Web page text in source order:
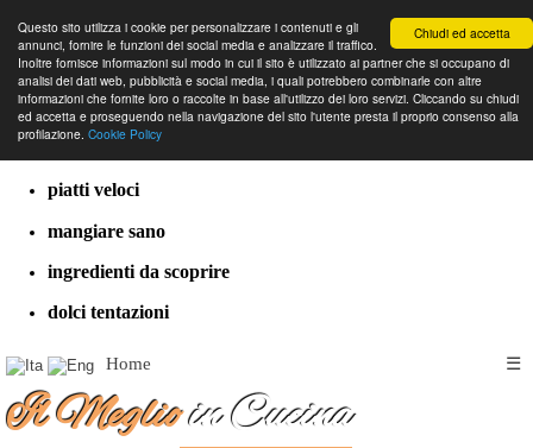
Chiudi ed accetta
Questo sito utilizza i cookie per personalizzare i contenuti e gli
annunci, fornire le funzioni dei social media e analizzare il traffico.
Inoltre fornisce informazioni sul modo in cui il sito è utilizzato ai partner che si occupano di
analisi dei dati web, pubblicità e social media, i quali potrebbero combinarle con altre
informazioni che fornite loro o raccolte in base all'utilizzo dei loro servizi. Cliccando su chiudi
ed accetta e proseguendo nella navigazione del sito l'utente presta il proprio consenso alla
profilazione. Cookie Policy
cucina dal mondo
ricette classiche
piatti veloci
mangiare sano
ingredienti da scoprire
dolci tentazioni
Home ☰
Il Meglioin Cucina